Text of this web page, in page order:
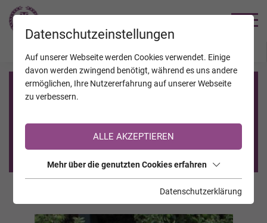
Registrierung auf TrauerHilfe.it
Sie sind noch nicht auf TrauerHilfe.it registriert?
>> zur kostenlosen Registrierung <<
Datenschutzeinstellungen
Auf unserer Webseite werden Cookies verwendet. Einige
davon werden zwingend benötigt, während es uns andere
ermöglichen, Ihre Nutzererfahrung auf unserer Webseite
zu verbessern.
ALLE AKZEPTIEREN
Mehr über die genutzten Cookies erfahren
Datenschutzerklärung
JAHRESTAGE KALENDER VERSTORBENE